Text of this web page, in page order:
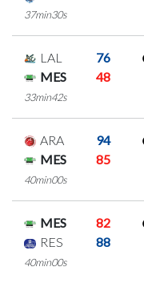
37min30s
LAL
76
MES
48
33min42s
ARA
94
MES
85
40min00s
MES
82
RES
88
40min00s